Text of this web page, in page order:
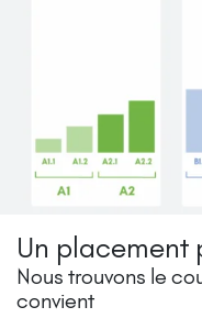
Un placement
Nous trouvons le
convient